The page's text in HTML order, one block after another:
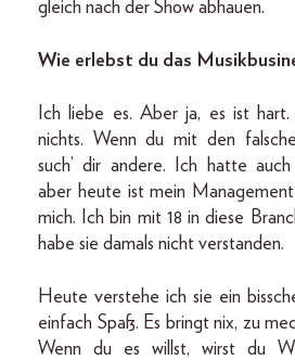
gleich nach der Show abhauen.
Wie erlebst du das
Ich liebe es. Aber ja, es ist
nichts. Wenn du mit den
such’ dir andere. Ich hatte
aber heute ist mein
mich. Ich bin mit 18 in diese
habe sie damals nicht verstanden.
Heute verstehe ich sie ein
einfach Spaß. Es bringt nix, zu
Wenn du es willst, wirst du